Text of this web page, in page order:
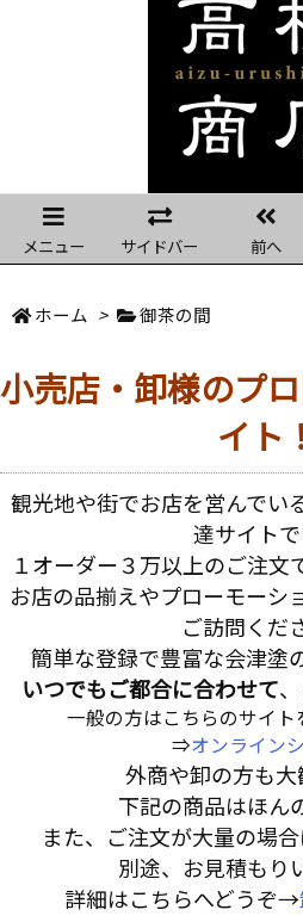
メニュー サイドバー 前へ
ホーム > 御茶の間
小売店・卸様のプ
イト！
観光地や街でお店を営んでい
達サイトで
１オーダー３万以上のご注文
お店の品揃えやプローモーシ
ご訪問くだ
簡単な登録で豊富な会津塗
いつでもご都合に合わせて
一般の方はこちらのサイト
⇒オンライン
外商や卸の方も大
下記の商品はほん
また、ご注文が大量の場
別途、お見積もり
詳細はこちらへどうぞ→